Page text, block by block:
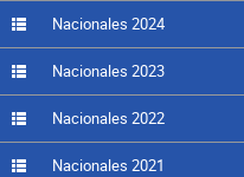
Nacionales 2024
Nacionales 2023
Nacionales 2022
Nacionales 2021